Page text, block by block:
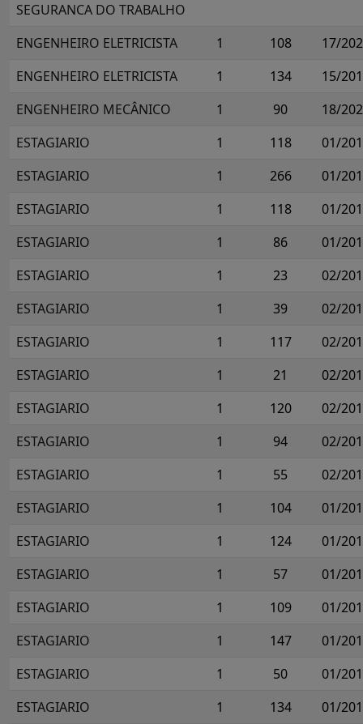
SEGURANCA DO TRABALHO
ENGENHEIRO ELETRICISTA 1 108
17/
ENGENHEIRO ELETRICISTA
1 134
15/
ENGENHEIRO MECÂNICO
1 90
18/
ESTAGIARIO
1 118
01/
ESTAGIARIO
1 266
01/
ESTAGIARIO
1 118
01/
ESTAGIARIO
1 86
01/
ESTAGIARIO
1 23
02/
ESTAGIARIO
1 39
02/
ESTAGIARIO
1 117
02/
ESTAGIARIO
1 21
02/
ESTAGIARIO
1 120
02/
ESTAGIARIO
1 94
02/
ESTAGIARIO
1 55
02/
ESTAGIARIO
1 104
01/
ESTAGIARIO
1 124
01/
ESTAGIARIO
1 57
01/
ESTAGIARIO
1 109
01/
ESTAGIARIO
1 147
01/
ESTAGIARIO
1 50
01/
ESTAGIARIO
1 134
01/